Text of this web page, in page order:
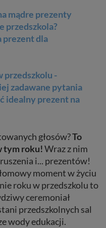
mądre prezenty
przedszkola?
prezent dla
przedszkolu -
zadawane pytania
idealny prezent na
głosów?To
tym roku!Wraz z nim
i... prezentów!
moment w życiu
roku w przedszkolu to
ceremoniał
przedszkolnych sal
wody edukacji.